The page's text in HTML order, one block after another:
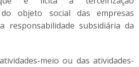
do objeto social das empresas
responsabilidade subsidiária da
meio ou das atividades-